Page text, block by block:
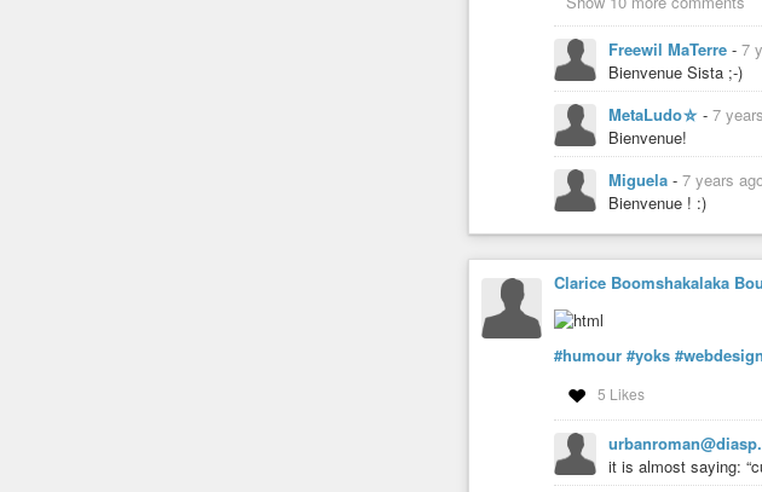
Freewil MaTerre - 7
Bienvenue Sista ;-)
MetaLudo⛤ - 7
Bienvenue!
Miguela - 7 years
Bienvenue ! :)
Clarice Boomshakalaka
#humour #yoks
5 Likes
it is almost saying: